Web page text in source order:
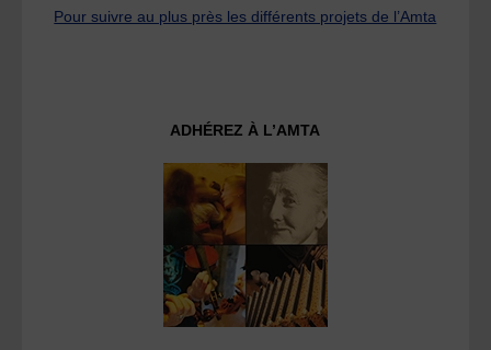
Pour suivre au plus près les différents projets de l’Amta
ADHÉREZ À L’AMTA